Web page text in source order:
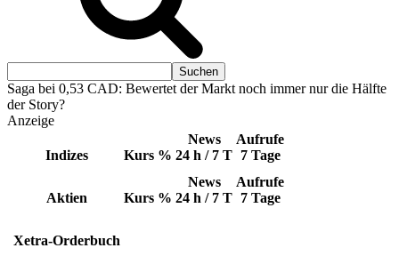
Saga bei 0,53 CAD: Bewertet der Markt noch immer nur die Hälfte
der Story?
Anzeige
Indizes Kurs %
News
24 h / 7 T
Aufrufe
7 Tage
Aktien Kurs %
News
24 h / 7 T
Aufrufe
7 Tage
Xetra-Orderbuch